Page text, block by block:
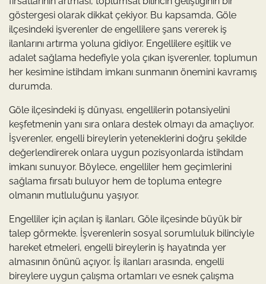
göstergesi olarak dikkat çekiyor. Bu kapsamda, Göle
ilçesindeki işverenler de engellilere şans vererek iş
ilanlarını artırma yoluna gidiyor. Engellilere eşitlik ve
adalet sağlama hedefiyle yola çıkan işverenler, toplumun
her kesimine istihdam imkanı sunmanın önemini kavramış
durumda.
Göle ilçesindeki iş dünyası, engellilerin potansiyelini
keşfetmenin yanı sıra onlara destek olmayı da amaçlıyor.
İşverenler, engelli bireylerin yeteneklerini doğru şekilde
değerlendirerek onlara uygun pozisyonlarda istihdam
imkanı sunuyor. Böylece, engelliler hem geçimlerini
sağlama fırsatı buluyor hem de topluma entegre
olmanın mutluluğunu yaşıyor.
Engelliler için açılan iş ilanları, Göle ilçesinde büyük bir
talep görmekte. İşverenlerin sosyal sorumluluk bilinciyle
hareket etmeleri, engelli bireylerin iş hayatında yer
almasının önünü açıyor. İş ilanları arasında, engelli
bireylere uygun çalışma ortamları ve esnek çalışma